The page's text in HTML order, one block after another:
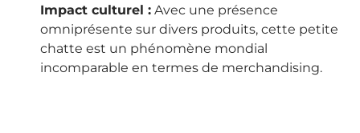
Impact culturel : Avec une présence
omniprésente sur divers produits, cette petite
chatte est un phénomène mondial
incomparable en termes de merchandising.